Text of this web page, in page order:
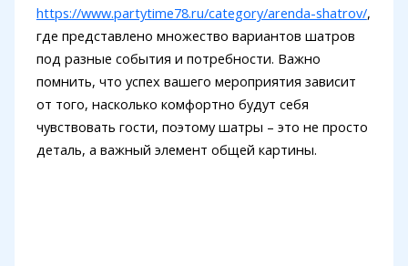
https://www.partytime78.ru/category/arenda-shatrov/,
где представлено множество вариантов шатров
под разные события и потребности. Важно
помнить, что успех вашего мероприятия зависит
от того, насколько комфортно будут себя
чувствовать гости, поэтому шатры – это не просто
деталь, а важный элемент общей картины.